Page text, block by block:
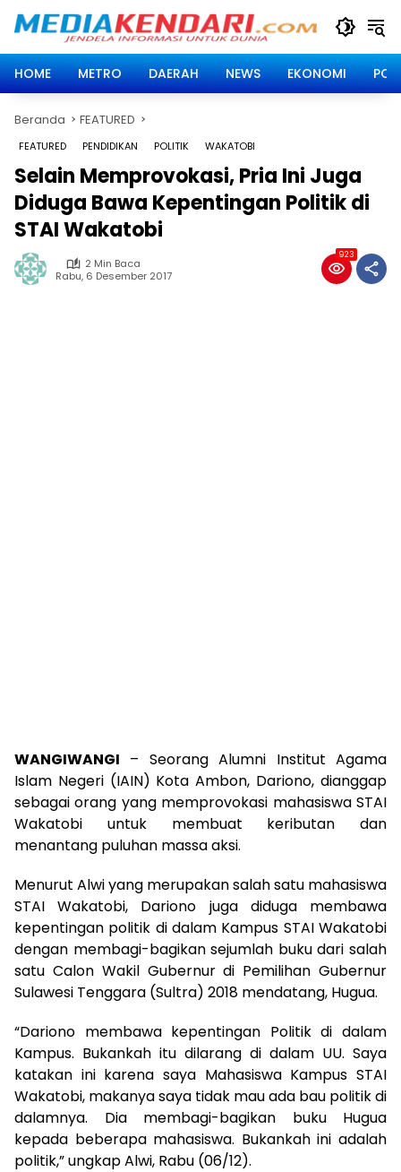
HOME
METRO DAERAH NEWS EKONOMI
Beranda FEATURED
FEATURED PENDIDIKAN POLITIK WAKATOBI
Selain Memprovokasi, Pria Ini Juga
Diduga Bawa Kepentingan Politik di
STAI Wakatobi
2 Min Baca
Rabu, 6 Desember 2017
923
WANGIWANGI – Seorang Alumni Institut Agama
Islam Negeri (IAIN) Kota Ambon, Dariono, dianggap
sebagai orang yang memprovokasi mahasiswa STAI
Wakatobi untuk membuat keributan dan
menantang puluhan massa aksi.
Menurut Alwi yang merupakan salah satu mahasiswa
STAI Wakatobi, Dariono juga diduga membawa
kepentingan politik di dalam Kampus STAI Wakatobi
dengan membagi-bagikan sejumlah buku dari salah
satu Calon Wakil Gubernur di Pemilihan Gubernur
Sulawesi Tenggara (Sultra) 2018 mendatang, Hugua.
“Dariono membawa kepentingan Politik di dalam
Kampus. Bukankah itu dilarang di dalam UU. Saya
katakan ini karena saya Mahasiswa Kampus STAI
Wakatobi, makanya saya tidak mau ada bau politik di
dalamnya. Dia membagi-bagikan buku Hugua
kepada beberapa mahasiswa. Bukankah ini adalah
politik,” ungkap Alwi, Rabu (06/12).